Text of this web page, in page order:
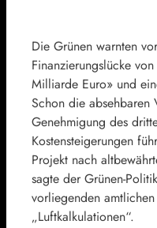
Die Grünen warnten
Finanzierungslücke
Milliarde Euro» und
Schon die
Genehmigung des
Kostensteigerungen
Projekt nach
sagte der Grünen-
vorliegenden
„Luftkalkulationen“.